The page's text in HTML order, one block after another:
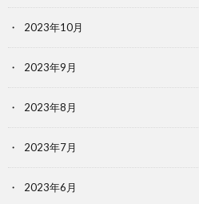
2023年10月
2023年9月
2023年8月
2023年7月
2023年6月